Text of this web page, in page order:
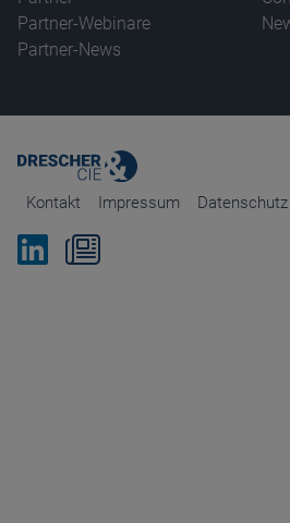
Partner-Webinare
Partner-News
Kontakt Impressum Datenschutz
Bei Linkedin folgen
Zum Newsletter anmelden